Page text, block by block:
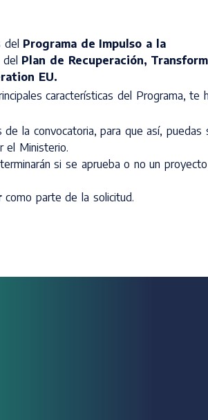
Programa de Impulso a la
Plan de Recuperación,
EU.
características del Programa, te
la convocatoria, para que así, puedas
el Ministerio.
si se aprueba o no un
como parte de la solicitud.